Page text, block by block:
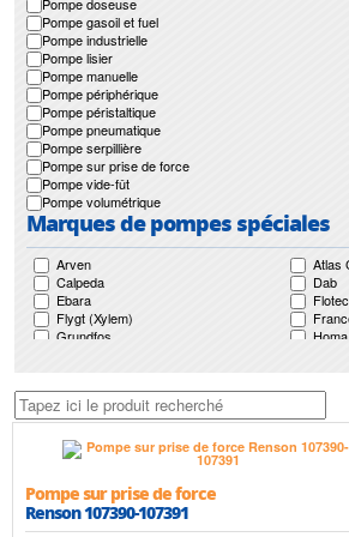
Pompe doseuse
Pompe gasoil et fuel
Pompe industrielle
Pompe lisier
Pompe manuelle
Pompe périphérique
Pompe péristaltique
Pompe pneumatique
Pompe serpillière
Pompe sur prise de force
Pompe vide-fût
Pompe volumétrique
Marques de pompes spéciales
Arven
Atlas
Calpeda
Dab
Ebara
Flygt (Xylem)
Grundfos
Homa
Leroy Somer
Mr Pompes
Pedrollo
Saer
Sfa
Speroni
Pompe sur prise de force
Renson 107390-107391